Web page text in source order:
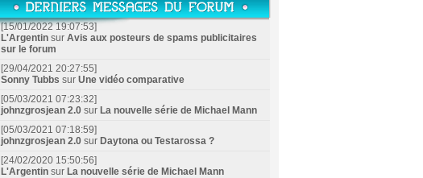
[15/01/2022 19:07:53]
L'Argentin sur Avis aux posteurs de spams publicitaires
sur le forum
[29/04/2021 20:27:55]
Sonny Tubbs sur Une vidéo comparative
[05/03/2021 07:23:32]
johnzgrosjean 2.0 sur La nouvelle série de Michael Mann
[05/03/2021 07:18:59]
johnzgrosjean 2.0 sur Daytona ou Testarossa ?
[24/02/2020 15:50:56]
L'Argentin sur La nouvelle série de Michael Mann